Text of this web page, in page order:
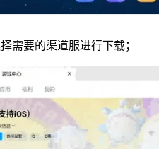
需要的渠道服进行下载；